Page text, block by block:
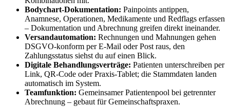
Bodychart-Dokumentation: Painpoints antippen,
Anamnese, Operationen, Medikamente und Redflags erfassen
– Dokumentation und Abrechnung greifen direkt ineinander.
Versandautomation: Rechnungen und Mahnungen gehen
DSGVO-konform per E-Mail oder Post raus, den
Zahlungsstatus siehst du auf einen Blick.
Digitale Behandlungsverträge: Patienten unterschreiben per
Link, QR-Code oder Praxis-Tablet; die Stammdaten landen
automatisch im System.
Teamfunktion: Gemeinsamer Patientenpool bei getrennter
Abrechnung – gebaut für Gemeinschaftspraxen.